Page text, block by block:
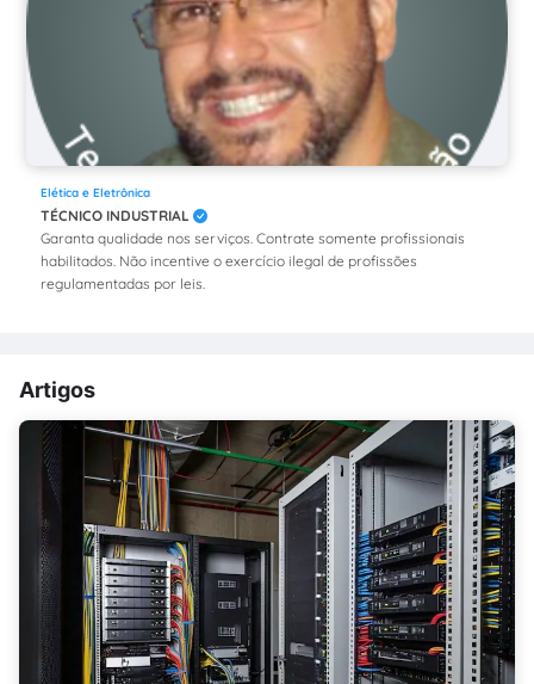
Elética e Eletrônica
TÉCNICO INDUSTRIAL
Garanta qualidade nos serviços. Contrate somente profissionais
habilitados. Não incentive o exercício ilegal de profissões
regulamentadas por leis.
Artigos